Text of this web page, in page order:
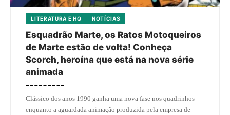
LITERATURA E HQ NOTÍCIAS
Esquadrão Marte, os Ratos Motoqueiros
de Marte estão de volta! Conheça
Scorch, heroína que está na nova série
animada
Clássico dos anos 1990 ganha uma nova fase nos quadrinhos
enquanto a aguardada animação produzida pela empresa de